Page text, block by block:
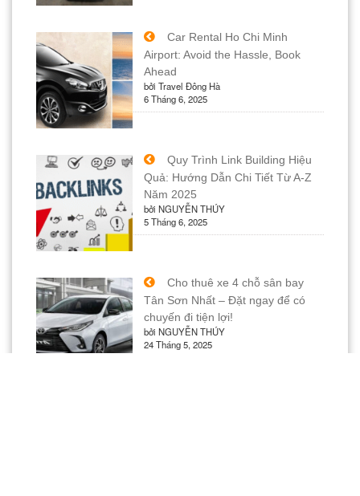
Car Rental Ho Chi Minh
Airport: Avoid the Hassle, Book
Ahead
bởi Travel Đông Hà
6 Tháng 6, 2025
Quy Trình Link Building Hiệu
Quả: Hướng Dẫn Chi Tiết Từ A-Z
Năm 2025
bởi NGUYỄN THÚY
5 Tháng 6, 2025
Cho thuê xe 4 chỗ sân bay
Tân Sơn Nhất – Đặt ngay để có
chuyến đi tiện lợi!
bởi NGUYỄN THÚY
24 Tháng 5, 2025